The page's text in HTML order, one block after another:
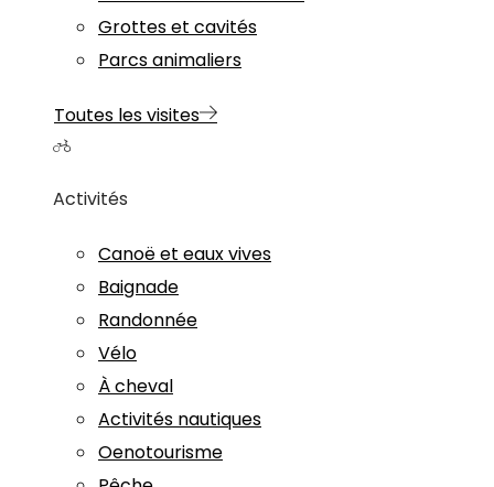
Grottes et cavités
Parcs animaliers
Toutes les visites
Activités
Canoë et eaux vives
Baignade
Randonnée
Vélo
À cheval
Activités nautiques
Oenotourisme